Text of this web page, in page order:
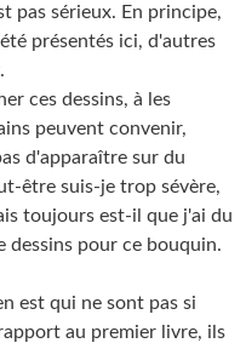
pas sérieux. En principe,
présentés ici, d'autres
ces dessins, à les
peuvent convenir,
d'apparaître sur du
être suis-je trop sévère,
toujours est-il que j'ai du
dessins pour ce bouquin.
est qui ne sont pas si
au premier livre, ils